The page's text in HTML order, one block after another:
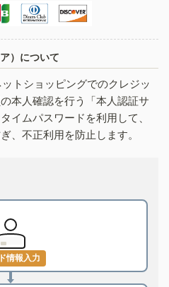
）について
トショッピングでのクレジッ
本人確認を行う「本人認証サ
イムパスワードを利用して、
、不正利用を防止します。
情報入力